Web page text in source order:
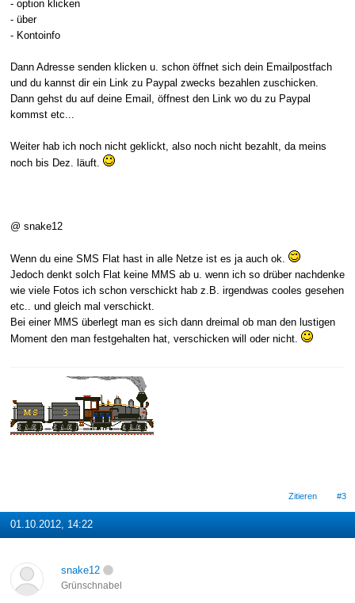
- option klicken
- über
- Kontoinfo
Dann Adresse senden klicken u. schon öffnet sich dein Emailpostfach
und du kannst dir ein Link zu Paypal zwecks bezahlen zuschicken.
Dann gehst du auf deine Email, öffnest den Link wo du zu Paypal
kommst etc...
Weiter hab ich noch nicht geklickt, also noch nicht bezahlt, da meins
noch bis Dez. läuft.
@ snake12
Wenn du eine SMS Flat hast in alle Netze ist es ja auch ok.
Jedoch denkt solch Flat keine MMS ab u. wenn ich so drüber nachdenke
wie viele Fotos ich schon verschickt hab z.B. irgendwas cooles gesehen
etc.. und gleich mal verschickt.
Bei einer MMS überlegt man es sich dann dreimal ob man den lustigen
Moment den man festgehalten hat, verschicken will oder nicht.
Zitieren #3
01.10.2012, 14:22
snake12
Grünschnabel